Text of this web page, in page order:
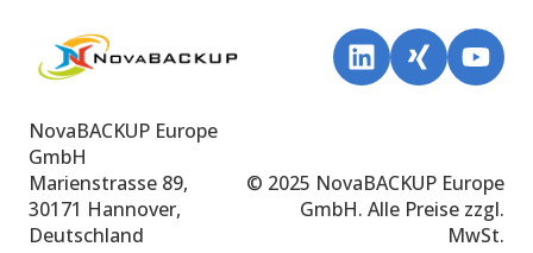
NovaBACKUP Europe
GmbH
Marienstrasse 89,
30171 Hannover,
Deutschland
© 2025 NovaBACKUP Europe
GmbH. Alle Preise zzgl.
MwSt.